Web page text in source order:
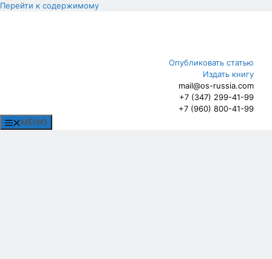
Перейти к содержимому
Опубликовать статью
Издать книгу
mail@os-russia.com
+7 (347) 299-41-99
+7 (960) 800-41-99
МЕНЮ